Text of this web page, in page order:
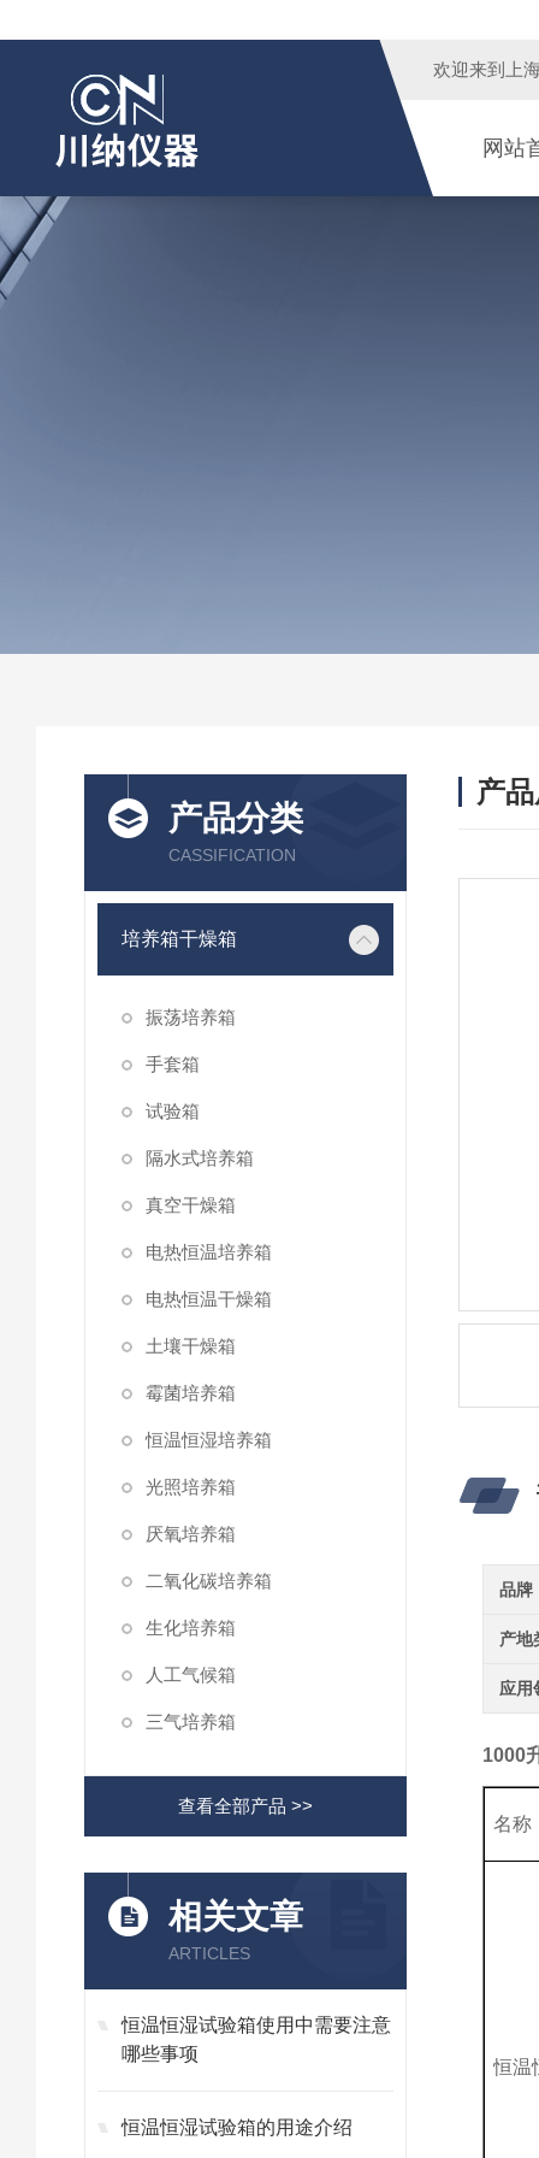
欢迎来到 上
网站
产品分类
CASSIFICATION
培养箱干燥箱
振荡培养箱
手套箱
试验箱
隔水式培养箱
真空干燥箱
电热恒温培养箱
电热恒温干燥箱
土壤干燥箱
霉菌培养箱
恒温恒湿培养箱
光照培养箱
厌氧培养箱
二氧化碳培养箱
生化培养箱
人工气候箱
三气培养箱
查看全部产品 >>
相关文章
ARTICLES
恒温恒湿试验箱使用中需要注意
哪些事项
恒温恒湿试验箱的用途介绍
产
品牌
产地
应用
1000
名称
恒温